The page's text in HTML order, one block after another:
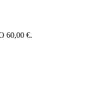
60,00 €.